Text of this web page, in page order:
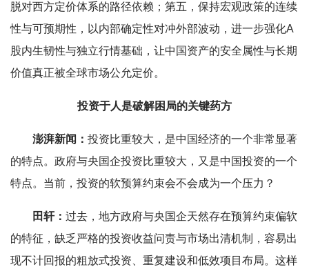
脱对西方定价体系的路径依赖；第五，保持宏观政策的连续
性与可预期性，以内部确定性对冲外部波动，进一步强化A
股内生韧性与独立行情基础，让中国资产的安全属性与长期
价值真正被全球市场公允定价。
投资于人是破解困局的关键药方
澎湃新闻： 投资比重较大，是中国经济的一个非常显著
的特点。政府与央国企投资比重较大，又是中国投资的一个
特点。当前，投资的软预算约束会不会成为一个压力？
田轩： 过去，地方政府与央国企天然存在预算约束偏软
的特征，缺乏严格的投资收益问责与市场出清机制，容易出
现不计回报的粗放式投资、重复建设和低效项目布局。这样